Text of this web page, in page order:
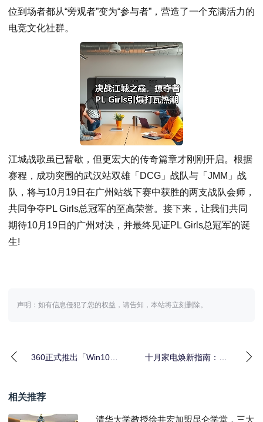
位到场者都从“旁观者”变为“参与者”，营造了一个充满活力的
电竞文化社群。
江城战歌虽已暂歇，但更宏大的传奇篇章才刚刚开启。根据
赛程，成功突围的武汉站双雄「DCG」战队与「JMM」战
队，将与10月19日在广州站线下赛中获胜的两支战队会师，
共同争夺PL Girls总冠军的至高荣誉。接下来，让我们共同
期待10月19日的广州对决，并最终见证PL Girls总冠军的诞
生!
声明：如有信息侵犯了您的权益，请告知，本站将立刻删除。
360正式推出「Win10盾
十月家电焕新指南：三
相关推荐
清华大学教授徐井宏加盟昆仑学堂，三大